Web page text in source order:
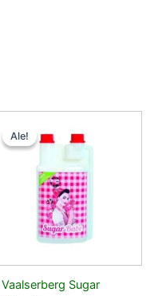
Ale!
Ale!
Vaalserberg Sugar
hinta
oli:
40,50 €.
hinta
on: